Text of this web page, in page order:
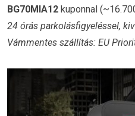
BG70MIA12 kuponnal
24 órás parkolásfigyeléssel,
Vámmentes szállítás: EU